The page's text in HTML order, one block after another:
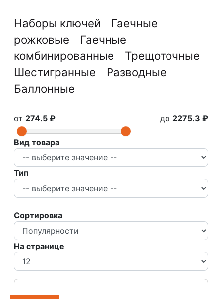
Наборы ключей
Гаечные
рожковые
Гаечные
комбинированные
Трещоточные
Шестигранные
Разводные
Баллонные
от 274.5 ₽ до 2275.3 ₽
Вид товара
Тип
Сортировка
На странице